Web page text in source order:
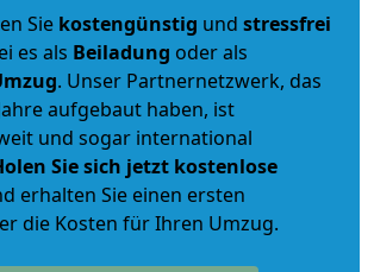
Sie kostengünstig und stressfrei
es als Beiladung oder als
. Unser Partnernetzwerk, das
aufgebaut haben, ist
und sogar international
Sie sich jetzt kostenlose
erhalten Sie einen ersten
die Kosten für Ihren Umzug.